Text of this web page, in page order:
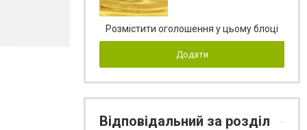
Розмістити оголошення у цьому блоці
Додати
Відповідальний за розділ